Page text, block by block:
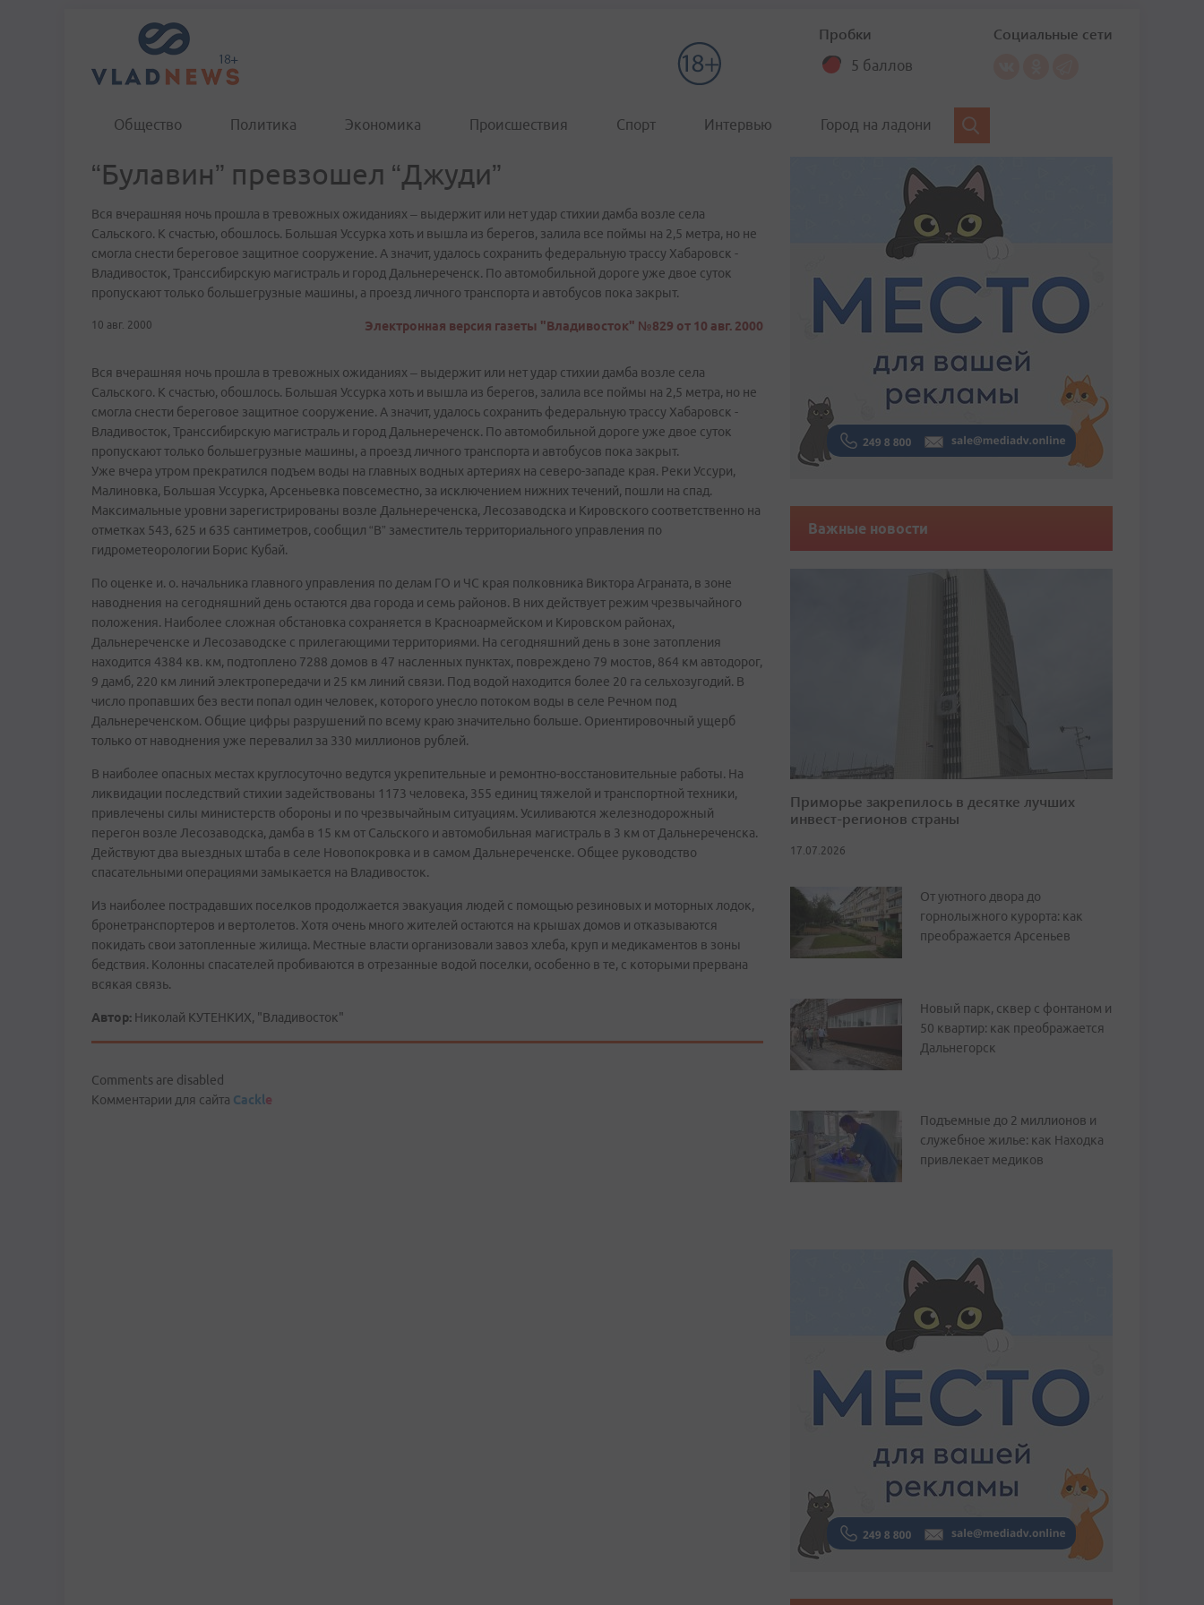
Пробки
5 баллов
Социальные сети
Общество Политика Экономика Происшествия Спорт Интервью Город на ладони
“Булавин” превзошел “Джуди”
Вся вчерашняя ночь прошла в тревожных ожиданиях – выдержит или нет удар стихии дамба возле села
Сальского. К счастью, обошлось. Большая Уссурка хоть и вышла из берегов, залила все поймы на 2,5 метра, но не
смогла снести береговое защитное сооружение. А значит, удалось сохранить федеральную трассу Хабаровск -
Владивосток, Транссибирскую магистраль и город Дальнереченск. По автомобильной дороге уже двое суток
пропускают только большегрузные машины, а проезд личного транспорта и автобусов пока закрыт.
10 авг. 2000 Электронная версия газеты "Владивосток" №829 от 10 авг. 2000
Вся вчерашняя ночь прошла в тревожных ожиданиях – выдержит или нет удар стихии дамба возле села
Сальского. К счастью, обошлось. Большая Уссурка хоть и вышла из берегов, залила все поймы на 2,5 метра, но не
смогла снести береговое защитное сооружение. А значит, удалось сохранить федеральную трассу Хабаровск -
Владивосток, Транссибирскую магистраль и город Дальнереченск. По автомобильной дороге уже двое суток
пропускают только большегрузные машины, а проезд личного транспорта и автобусов пока закрыт.
Уже вчера утром прекратился подъем воды на главных водных артериях на северо-западе края. Реки Уссури,
Малиновка, Большая Уссурка, Арсеньевка повсеместно, за исключением нижних течений, пошли на спад.
Максимальные уровни зарегистрированы возле Дальнереченска, Лесозаводска и Кировского соответственно на
отметках 543, 625 и 635 сантиметров, сообщил “В” заместитель территориального управления по
гидрометеорологии Борис Кубай.
По оценке и. о. начальника главного управления по делам ГО и ЧС края полковника Виктора Аграната, в зоне
наводнения на сегодняшний день остаются два города и семь районов. В них действует режим чрезвычайного
положения. Наиболее сложная обстановка сохраняется в Красноармейском и Кировском районах,
Дальнереченске и Лесозаводске с прилегающими территориями. На сегодняшний день в зоне затопления
находится 4384 кв. км, подтоплено 7288 домов в 47 насленных пунктах, повреждено 79 мостов, 864 км автодорог,
9 дамб, 220 км линий электропередачи и 25 км линий связи. Под водой находится более 20 га сельхозугодий. В
число пропавших без вести попал один человек, которого унесло потоком воды в селе Речном под
Дальнереченском. Общие цифры разрушений по всему краю значительно больше. Ориентировочный ущерб
только от наводнения уже перевалил за 330 миллионов рублей.
В наиболее опасных местах круглосуточно ведутся укрепительные и ремонтно-восстановительные работы. На
ликвидации последствий стихии задействованы 1173 человека, 355 единиц тяжелой и транспортной техники,
привлечены силы министерств обороны и по чрезвычайным ситуациям. Усиливаются железнодорожный
перегон возле Лесозаводска, дамба в 15 км от Сальского и автомобильная магистраль в 3 км от Дальнереченска.
Действуют два выездных штаба в селе Новопокровка и в самом Дальнереченске. Общее руководство
спасательными операциями замыкается на Владивосток.
Из наиболее пострадавших поселков продолжается эвакуация людей с помощью резиновых и моторных лодок,
бронетранспортеров и вертолетов. Хотя очень много жителей остаются на крышах домов и отказываются
покидать свои затопленные жилища. Местные власти организовали завоз хлеба, круп и медикаментов в зоны
бедствия. Колонны спасателей пробиваются в отрезанные водой поселки, особенно в те, с которыми прервана
всякая связь.
Автор: Николай КУТЕНКИХ, "Владивосток"
Comments are disabled
Комментарии для сайта Cackle
Важные новости
Приморье закрепилось в десятке лучших
инвест-регионов страны
17.07.2026
От уютного двора до
горнолыжного курорта: как
преображается Арсеньев
Новый парк, сквер с фонтаном и
50 квартир: как преображается
Дальнегорск
Подъемные до 2 миллионов и
служебное жилье: как Находка
привлекает медиков